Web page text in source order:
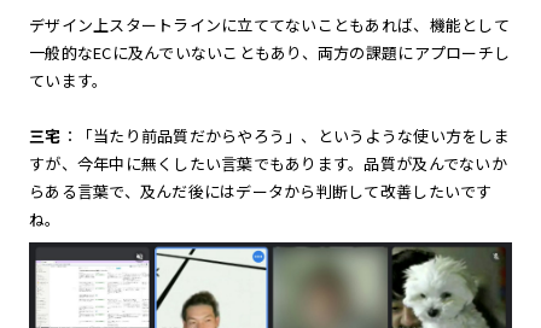
デザイン上スタートラインに立ててないこともあれば、機能として
一般的なECに及んでいないこともあり、両方の課題にアプローチし
ています。
三宅 ：「当たり前品質だからやろう」、というような使い方をしま
すが、今年中に無くしたい言葉でもあります。品質が及んでないか
らある言葉で、及んだ後にはデータから判断して改善したいです
ね。